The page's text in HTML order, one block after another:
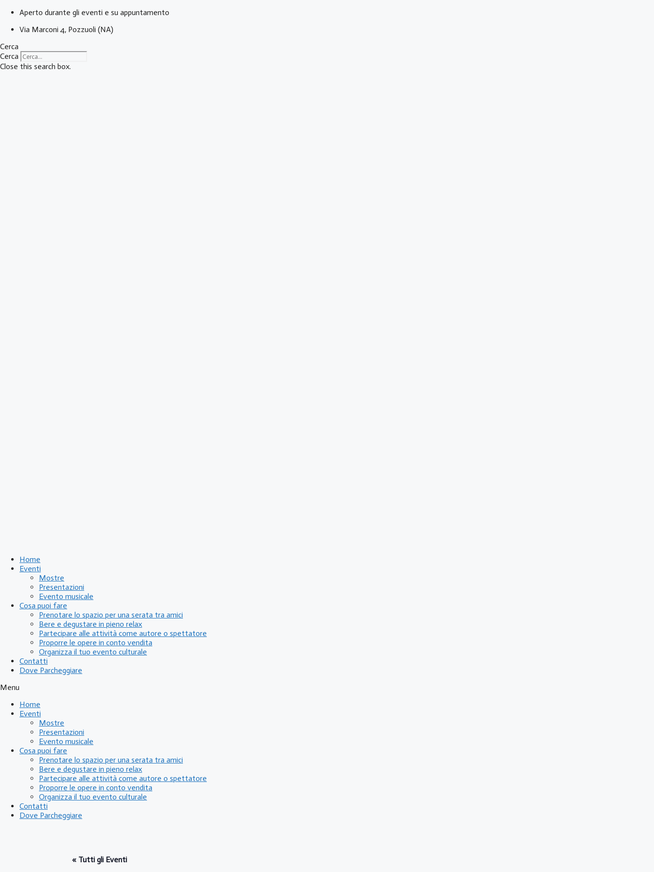
contenuto
Aperto durante gli eventi e su appuntamento
Via Marconi 4, Pozzuoli (NA)
Cerca
Cerca
Close this search box.
Home
Eventi
Mostre
Presentazioni
Evento musicale
Cosa puoi fare
Prenotare lo spazio per una serata tra amici
Bere e degustare in pieno relax
Partecipare alle attività come autore o spettatore
Proporre le opere in conto vendita
Organizza il tuo evento culturale
Contatti
Dove Parcheggiare
Menu
Home
Eventi
Mostre
Presentazioni
Evento musicale
Cosa puoi fare
Prenotare lo spazio per una serata tra amici
Bere e degustare in pieno relax
Partecipare alle attività come autore o spettatore
Proporre le opere in conto vendita
Organizza il tuo evento culturale
Contatti
Dove Parcheggiare
« Tutti gli Eventi